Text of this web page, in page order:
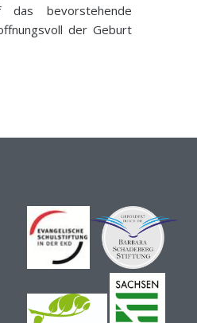
bevorstehende
der Geburt